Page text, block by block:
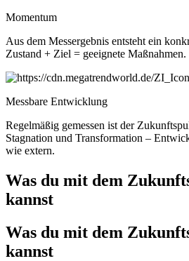
Momentum
Aus dem Messergebnis entsteht ein
Zustand + Ziel = geeignete Maßnahmen.
Messbare Entwicklung
Regelmäßig gemessen ist der
Stagnation und Transformation –
wie extern.
Was du mit dem
kannst
Was du mit dem
kannst